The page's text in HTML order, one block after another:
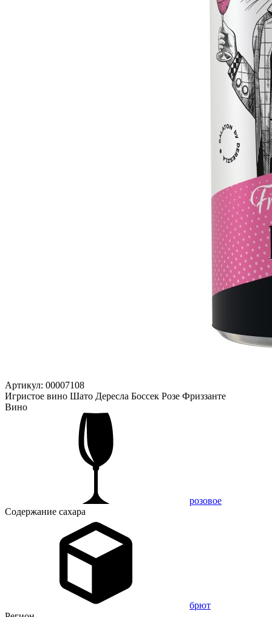
Артикул: 00007108
Игристое вино Шато Дересла Боссек Розе Фриззанте
Вино
розовое
Содержание сахара
брют